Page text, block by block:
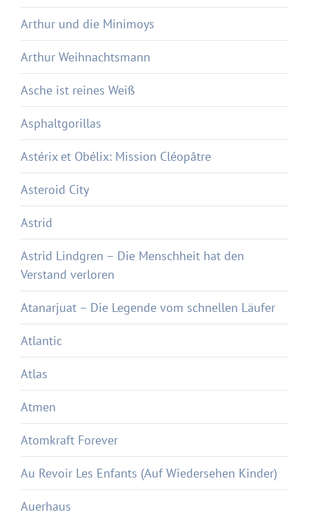
Arthur und die Minimoys
Arthur Weihnachtsmann
Asche ist reines Weiß
Asphaltgorillas
Astérix et Obélix: Mission Cléopâtre
Asteroid City
Astrid
Astrid Lindgren – Die Menschheit hat den
Verstand verloren
Atanarjuat – Die Legende vom schnellen Läufer
Atlantic
Atlas
Atmen
Atomkraft Forever
Au Revoir Les Enfants (Auf Wiedersehen Kinder)
Auerhaus